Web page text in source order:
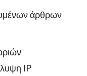
άρθρων
IP